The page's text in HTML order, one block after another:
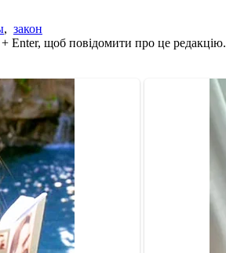
, закон
Enter, щоб повідомити про це редакцію.